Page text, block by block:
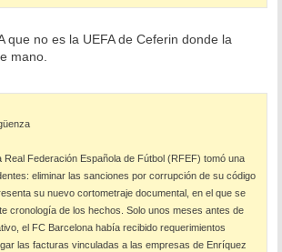
que no es la UEFA de Ceferin donde la
mano.
Real Federación Española de Fútbol (RFEF) tomó una
eliminar las sanciones por corrupción de su código
su nuevo cortometraje documental, en el que se
cronología de los hechos. Solo unos meses antes de
el FC Barcelona había recibido requerimientos
las facturas vinculadas a las empresas de Enríquez